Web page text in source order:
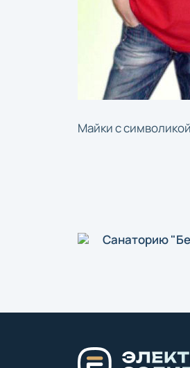
Майки с
Санаторию